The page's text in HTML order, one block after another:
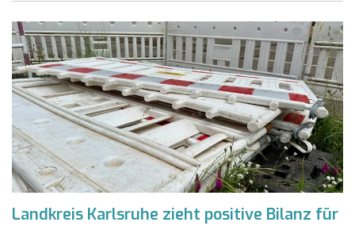
Landkreis Karlsruhe zieht positive Bilanz für